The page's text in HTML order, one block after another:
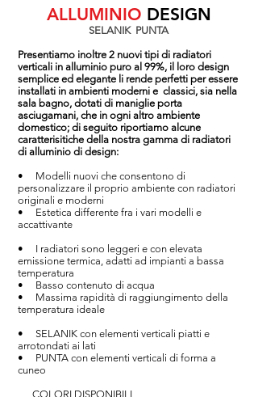
ALLUMINIO DESIGN
SELANIK PUNTA
Presentiamo inoltre 2 nuovi tipi di radiatori
verticali in alluminio puro al 99%, il loro design
semplice ed elegante li rende perfetti per essere
installati in ambienti moderni e classici, sia nella
sala bagno, dotati di maniglie porta
asciugamani, che in ogni altro ambiente
domestico; di seguito riportiamo alcune
caratterisitiche della nostra gamma di radiatori
di alluminio di design:
• Modelli nuovi che consentono di
personalizzare il proprio ambiente con radiatori
originali e moderni
• Estetica differente fra i vari modelli e
accattivante
• I radiatori sono leggeri e con elevata
emissione termica, adatti ad impianti a bassa
temperatura
• Basso contenuto di acqua
• Massima rapidità di raggiungimento della
temperatura ideale
• SELANIK con elementi verticali piatti e
arrotondati ai lati
• PUNTA con elementi verticali di forma a
cuneo
COLORI DISPONIBILI